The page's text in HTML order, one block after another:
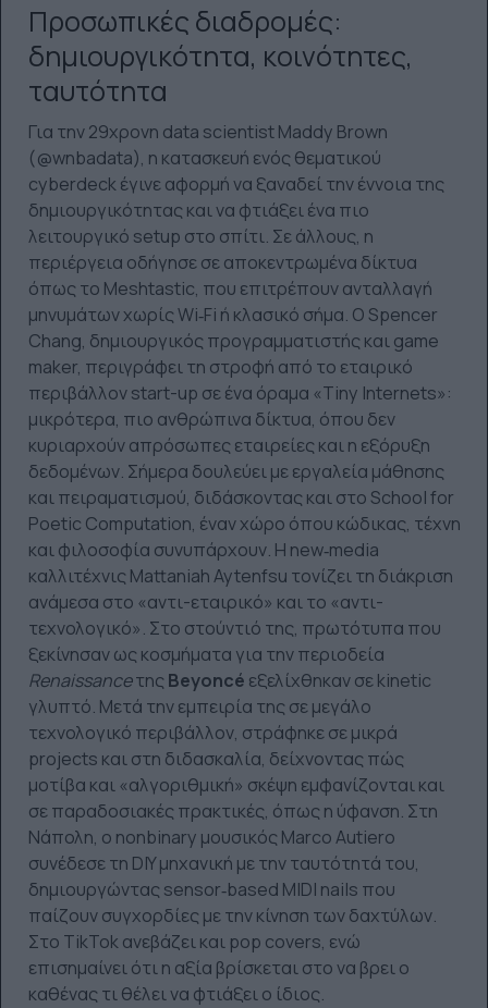
Προσωπικές διαδρομές:
δημιουργικότητα, κοινότητες,
ταυτότητα
Για την 29χρονη data scientist Maddy Brown
(@wnbadata), η κατασκευή ενός θεματικού
cyberdeck έγινε αφορμή να ξαναδεί την έννοια της
δημιουργικότητας και να φτιάξει ένα πιο
λειτουργικό setup στο σπίτι. Σε άλλους, η
περιέργεια οδήγησε σε αποκεντρωμένα δίκτυα
όπως το Meshtastic, που επιτρέπουν ανταλλαγή
μηνυμάτων χωρίς Wi‑Fi ή κλασικό σήμα. Ο Spencer
Chang, δημιουργικός προγραμματιστής και game
maker, περιγράφει τη στροφή από το εταιρικό
περιβάλλον start-up σε ένα όραμα «Tiny Internets»:
μικρότερα, πιο ανθρώπινα δίκτυα, όπου δεν
κυριαρχούν απρόσωπες εταιρείες και η εξόρυξη
δεδομένων. Σήμερα δουλεύει με εργαλεία μάθησης
και πειραματισμού, διδάσκοντας και στο School for
Poetic Computation, έναν χώρο όπου κώδικας, τέχνη
και φιλοσοφία συνυπάρχουν. Η new‑media
καλλιτέχνις Mattaniah Aytenfsu τονίζει τη διάκριση
ανάμεσα στο «αντι-εταιρικό» και το «αντι-
τεχνολογικό». Στο στούντιό της, πρωτότυπα που
ξεκίνησαν ως κοσμήματα για την περιοδεία
Renaissanceτης Beyoncé εξελίχθηκαν σε kinetic
γλυπτό. Μετά την εμπειρία της σε μεγάλο
τεχνολογικό περιβάλλον, στράφηκε σε μικρά
projects και στη διδασκαλία, δείχνοντας πώς
μοτίβα και «αλγοριθμική» σκέψη εμφανίζονται και
σε παραδοσιακές πρακτικές, όπως η ύφανση. Στη
Νάπολη, ο nonbinary μουσικός Marco Autiero
συνέδεσε τη DIY μηχανική με την ταυτότητά του,
δημιουργώντας sensor‑based MIDI nails που
παίζουν συγχορδίες με την κίνηση των δαχτύλων.
Στο TikTok ανεβάζει και pop covers, ενώ
επισημαίνει ότι η αξία βρίσκεται στο να βρει ο
καθένας τι θέλει να φτιάξει ο ίδιος.